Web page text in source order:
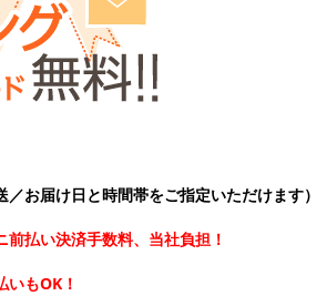
／お届け日と時間帯をご指定いただけます）
払い決済手数料、当社負担！
もOK！